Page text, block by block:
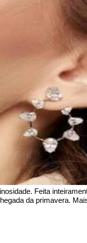
Feita
da primavera.